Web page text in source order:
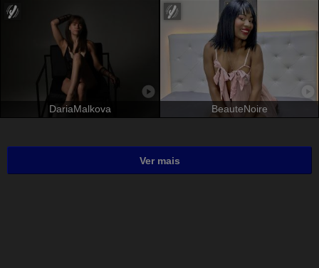
DariaMalkova BeauteNoire
Ver mais